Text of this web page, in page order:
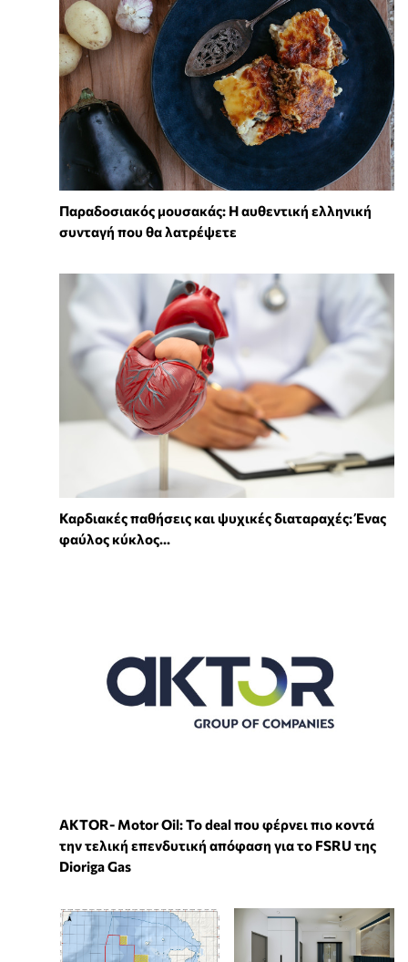
Παραδοσιακός μουσακάς: Η αυθεντική ελληνική
συνταγή που θα λατρέψετε
Καρδιακές παθήσεις και ψυχικές διαταραχές: Ένας
φαύλος κύκλος...
ΑKTOR- Motor Oil: Το deal που φέρνει πιο κοντά
την τελική επενδυτική απόφαση για το FSRU της
Dioriga Gas